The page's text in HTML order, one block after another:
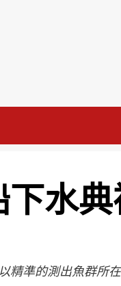
水
精準的測出魚群所